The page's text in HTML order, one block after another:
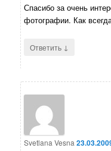
Спасибо за очень
фотографии. Как
Ответить ↓
Svetlana Vesna